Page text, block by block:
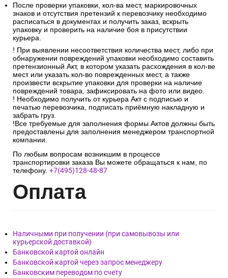
После проверки упаковки, кол-ва мест, маркировочных
знаков и отсутствия претензий к перевозчику необходимо
расписаться в документах и получить заказ, вскрыть
упаковку и проверить на наличие боя в присутствии
курьера.
! При выявлении несоответствия количества мест, либо при
обнаружении повреждений упаковки необходимо составить
претензионный Акт, в котором указать расхождения в кол-ве
мест или указать кол-во поврежденных мест, а также
произвести вскрытие упаковки для проверки на наличие
повреждений товара, зафиксировать на фото или видео.
! Необходимо получить от курьера Акт с подписью и
печатью перевозчика, подписать приёмную накладную и
забрать груз.
!Все требуемые для заполнения формы Актов должны быть
предоставлены для заполнения менеджером транспортной
компании.
По любым вопросам возникшим в процессе
транспортировки заказа Вы можете обращаться к нам, по
телефону. +7(495)128-48-87
Оплата
Наличными при получении (при самовывозы или
курьерской доставкой)
Банковской картой онлайн
Банковской картой через запрос менеджеру
Банковским переводом по счету